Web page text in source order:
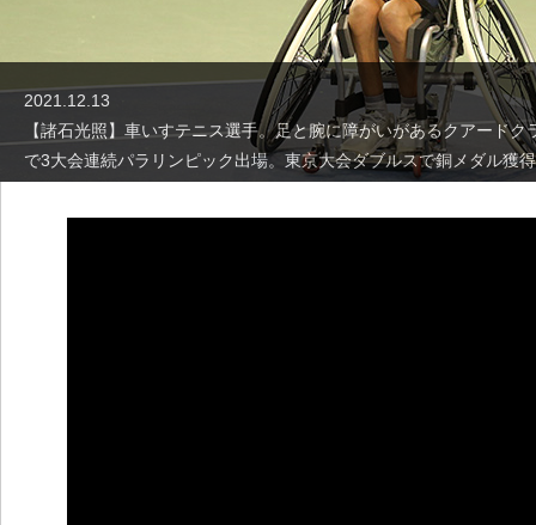
2021.12.13
【諸石光照】車いすテニス選手。足と腕に障がいがあるクアードク
で3大会連続パラリンピック出場。東京大会ダブルスで銅メダル獲